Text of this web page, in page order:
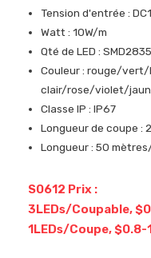
Tension d'entrée :
Watt : 10W/m
Qté de LED :
Couleur : rouge/
clair/rose/violet/
Classe IP : IP67
Longueur de coupe :
Longueur : 50
S0612 Prix :
3LEDs/Coupable,
1LEDs/Coupe, $0.8-